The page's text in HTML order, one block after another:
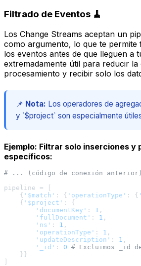
Filtrado de Eventos 🧹
Los Change Streams aceptan un
como argumento, lo que te
los eventos antes de que lleguen a
extremadamente útil para reducir la
procesamiento y recibir solo los
📌 Nota: Los operadores de
y `$project` son especialmente
Ejemplo: Filtrar solo inserciones
específicos:
# ... (código de conexión anterior)
pipeline = [
    {
'$match' : { 'operationType' : {
    {
'$project' : {
'documentKey' : 1 ,
'fullDocument' : 1 ,
'ns' : 1 ,
'operationType' : 1 ,
'updateDescription' : 1 ,
'_id' : 0 # Excluimos _id
    }}
]